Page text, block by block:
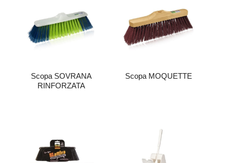
Scopa SOVRANA
RINFORZATA
Scopa MOQUETTE